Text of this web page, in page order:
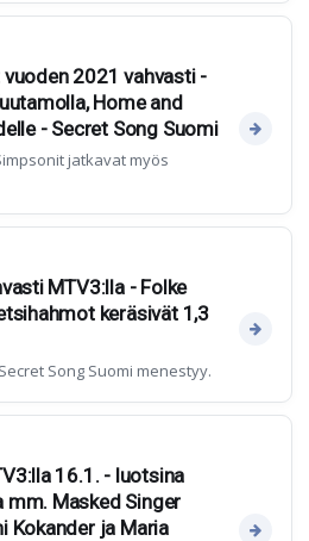
vuoden 2021 vahvasti -
Home and
- Secret Song Suomi
jatkavat myös
MTV3:lla - Folke
keräsivät 1,3
Song Suomi menestyy.
16.1. - luotsina
mm. Masked Singer
Kokander ja Maria